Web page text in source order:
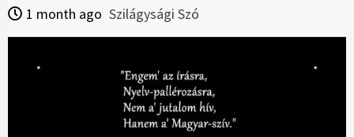
1 month ago Szilágysági Szó